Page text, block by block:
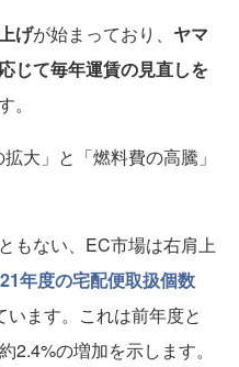
げが始まっており、 ヤマ
じて毎年運賃の見直しを
。
大」と「燃料費の高騰」
もない、EC市場は右肩上
年度の宅配便取扱個数
います。これは前年度と
2.4%の増加を示します。